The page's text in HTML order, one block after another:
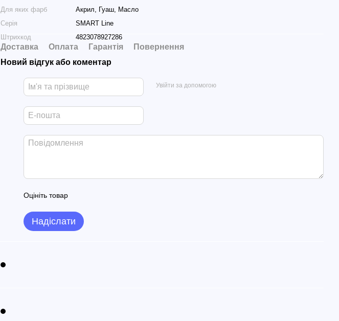
Для яких фарб
Акрил, Гуаш, Масло
Серія
SMART Line
Штрихкод
4823078927286
Доставка Оплата Гарантія
Повернення
Новий відгук або коментар
Увійти за допомогою
Оцініть товар
Надіслати